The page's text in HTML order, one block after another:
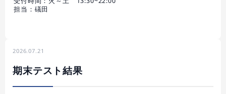
担当：礒田
2026.07.21
期末テスト結果